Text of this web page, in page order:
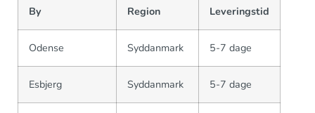
By Region Leveringstid
Odense Syddanmark 5-7 dage
Esbjerg Syddanmark 5-7 dage